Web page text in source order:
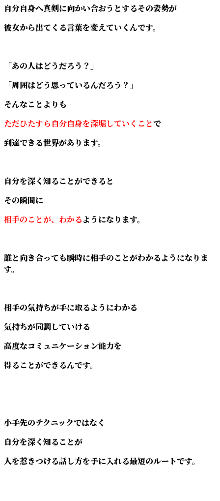
自分自身へ真剣に向かい合おうとするその姿勢が
彼女から出てくる言葉を変えていくんです。
「あの人はどうだろう？」
「周囲はどう思っているんだろう？」
そんなことよりも
ただひたすら自分自身を深堀していくことで
到達できる世界があります。
自分を深く知ることができると
その瞬間に
相手のことが、わかるようになります。
誰と向き合っても瞬時に相手のことがわかるようになりま
す。
相手の気持ちが手に取るようにわかる
気持ちが同調していける
高度なコミュニケーション能力を
得ることができるんです。
小手先のテクニックではなく
自分を深く知ることが
人を惹きつける話し方を手に入れる最短のルートです。